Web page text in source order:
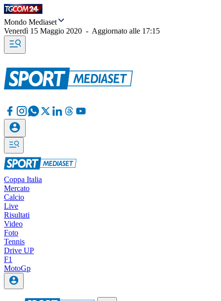
Mondo Mediaset
Venerdì 15 Maggio 2020 - Aggiornato alle 17:15
Coppa Italia
Mercato
Calcio
Live
Risultati
Video
Foto
Tennis
Drive UP
F1
MotoGp